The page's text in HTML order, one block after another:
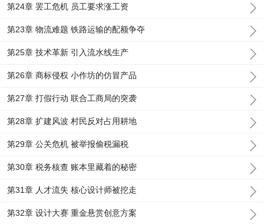
第24章 罢工危机 员工要求涨工资
第23章 物流难题 铁路运输的配额争夺
第25章 技术革新 引入流水线生产
第26章 商标侵权 小作坊的仿冒产品
第27章 打假行动 联合工商局的突袭
第28章 扩建风波 村民反对占用耕地
第29章 公关危机 被举报偷税漏税
第30章 税务核查 账本里藏着的秘密
第31章 人才流失 核心设计师被挖走
第32章 设计大赛 重金悬赏创意方案